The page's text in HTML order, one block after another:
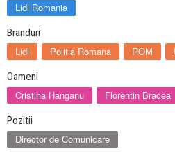
Lidl Romania
Branduri
Lidl Politia Romana ROM
Oameni
Cristina Hanganu Florentin Bracea
Pozitii
Director de Comunicare